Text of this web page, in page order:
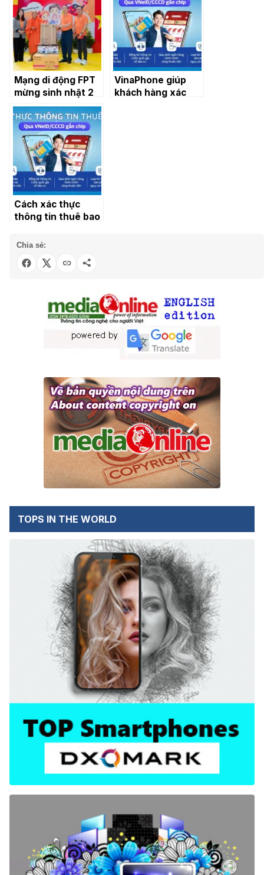
1 hằng tháng cho
smartphone tại
FPT Shop
nhà thông minh
mới
Mạng di động FPT
mừng sinh nhật 2
tuổi với loạt hoạt
động tri ân khách
hàng và vì cộng
đồng
VinaPhone giúp
khách hàng xác
Cách xác thực
thông tin thuê bao
tại nhà trên ứng
Chia sẻ:
TOPS IN THE WORLD